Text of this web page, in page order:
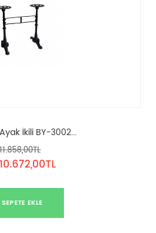
İkili BY-3002...
11.858,00TL
10.672,00TL
SEPETE EKLE